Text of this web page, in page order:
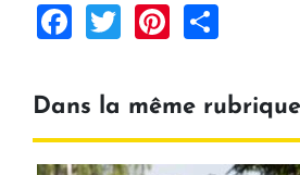
Facebook
TwitterPinterest
Dans la même rubrique